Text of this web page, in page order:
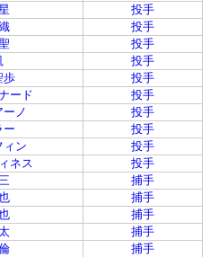
投手
投手
投手
投手
歩
投手
ード
投手
ーノ
投手
ー
投手
ィン
投手
ネス
投手
捕手
捕手
捕手
捕手
捕手